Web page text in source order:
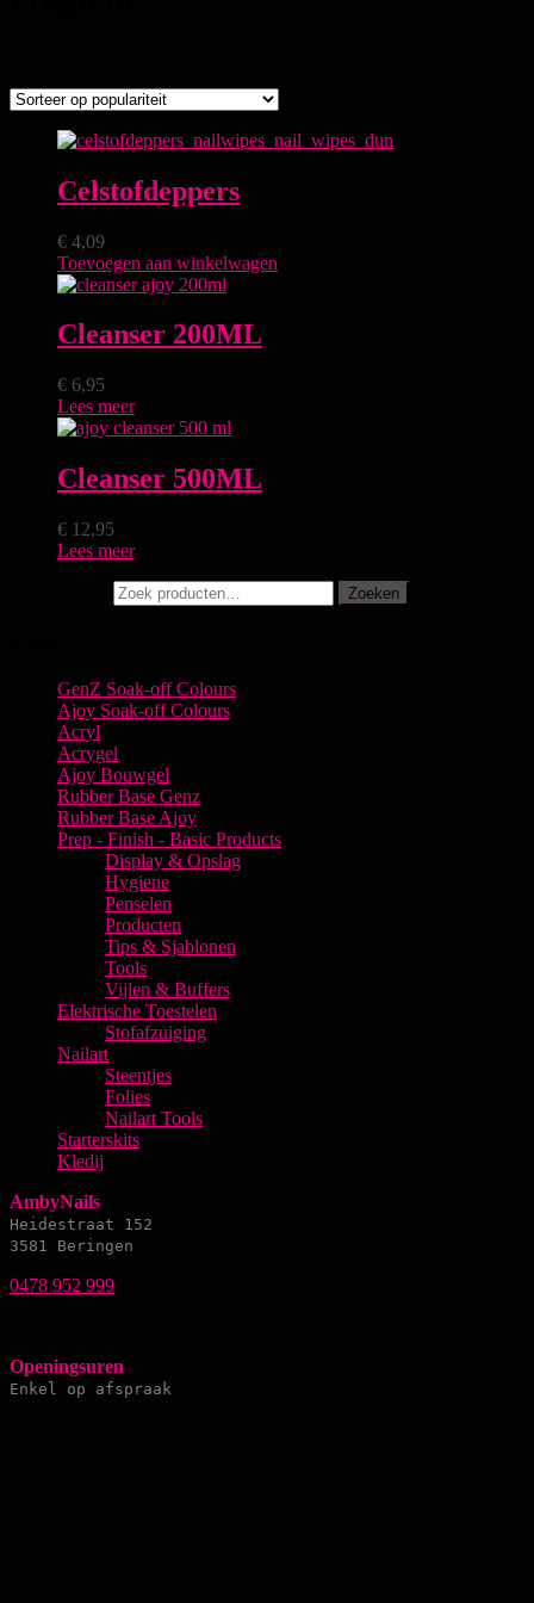
Celstofdeppers
€ 4,09
Toevoegen aan winkelwagen
Cleanser 200ML
€ 6,95
Lees meer
Cleanser 500ML
€ 12,95
Lees meer
Zoeken
GenZ Soak-off Colours
Ajoy Soak-off Colours
Acryl
Acrygel
Ajoy Bouwgel
Rubber Base Genz
Rubber Base Ajoy
Prep - Finish - Basic Products
Display & Opslag
Hygiene
Penselen
Producten
Tips & Sjablonen
Tools
Vijlen & Buffers
Elektrische Toestelen
Stofafzuiging
Nailart
Steentjes
Folies
Nailart Tools
Starterskits
Kledij
AmbyNails
Heidestraat 152
3581 Beringen
0478 952 999
Openingsuren
Enkel op afspraak